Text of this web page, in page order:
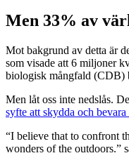
Men 33% av
Mot bakgrund av detta är
som visade att 6 miljoner
biologisk mångfald (CDB)
Men låt oss inte nedslås.
syfte att skydda och
“I believe that to confront
wonders of the outdoors.”